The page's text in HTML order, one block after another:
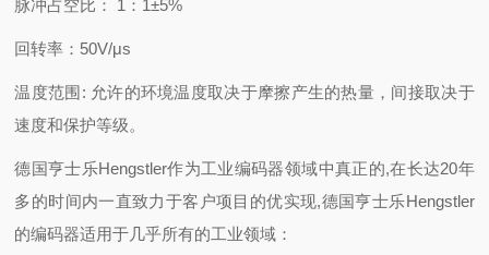
脉冲占空比： 1：1±5%
回转率：50V/μs
温度范围: 允许的环境温度取决于摩擦产生的热量，间接取决于
速度和保护等级。
德国亨士乐Hengstler作为工业编码器领域中真正的,在长达20年
多的时间内一直致力于客户项目的优实现,德国亨士乐Hengstler
的编码器适用于几乎所有的工业领域：